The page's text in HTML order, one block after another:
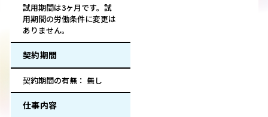
試用期間は3ヶ月です。試
用期間の労働条件に変更は
ありません。
契約期間
契約期間の有無： 無し
仕事内容